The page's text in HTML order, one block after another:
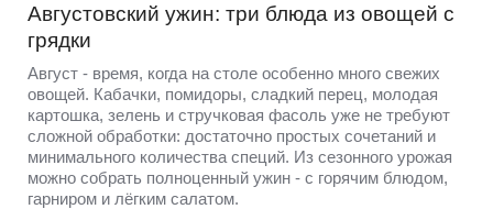
Августовский ужин: три блюда из овощей с
грядки
Август - время, когда на столе особенно много свежих
овощей. Кабачки, помидоры, сладкий перец, молодая
картошка, зелень и стручковая фасоль уже не требуют
сложной обработки: достаточно простых сочетаний и
минимального количества специй. Из сезонного урожая
можно собрать полноценный ужин - с горячим блюдом,
гарниром и лёгким салатом.